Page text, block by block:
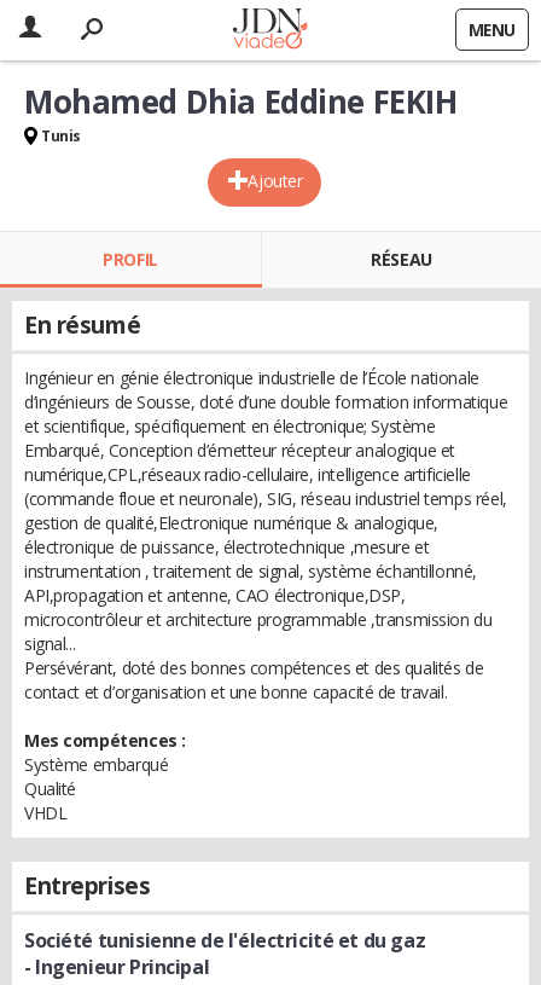
MENU
Ajouter
Mohamed Dhia Eddine FEKIH
Tunis
PROFIL RÉSEAU
En résumé
Ingénieur en génie électronique industrielle de l’École nationale
d’ingénieurs de Sousse, doté d’une double formation informatique
et scientifique, spécifiquement en électronique; Système
Embarqué, Conception d’émetteur récepteur analogique et
numérique,CPL,réseaux radio-cellulaire, intelligence artificielle
(commande floue et neuronale), SIG, réseau industriel temps réel,
gestion de qualité,Electronique numérique & analogique,
électronique de puissance, électrotechnique ,mesure et
instrumentation , traitement de signal, système échantillonné,
API,propagation et antenne, CAO électronique,DSP,
microcontrôleur et architecture programmable ,transmission du
signal...
Persévérant, doté des bonnes compétences et des qualités de
contact et d’organisation et une bonne capacité de travail.
Mes compétences :
Système embarqué
Qualité
VHDL
Entreprises
Société tunisienne de l'électricité et du gaz
- Ingenieur Principal